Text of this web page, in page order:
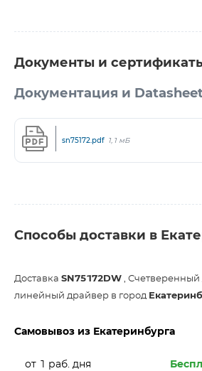
Документы и
Документация и
sn75172.pdf 1,1 мБ
Способы доставки в
Доставка SN75172DW ,
линейный драйвер в город
Самовывоз из Екатеринбурга
от 1 раб. дня